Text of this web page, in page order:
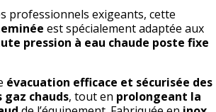
professionnels exigeants, cette
est spécialement adaptée aux
pression à eau chaude poste fixe
évacuation efficace et sécurisée des
chauds, tout en prolongeant la